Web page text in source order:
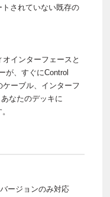
されていない既存の
インターフェースと
が、すぐにControl
ーブル、インターフ
なたのデッキに
ージョンのみ対応